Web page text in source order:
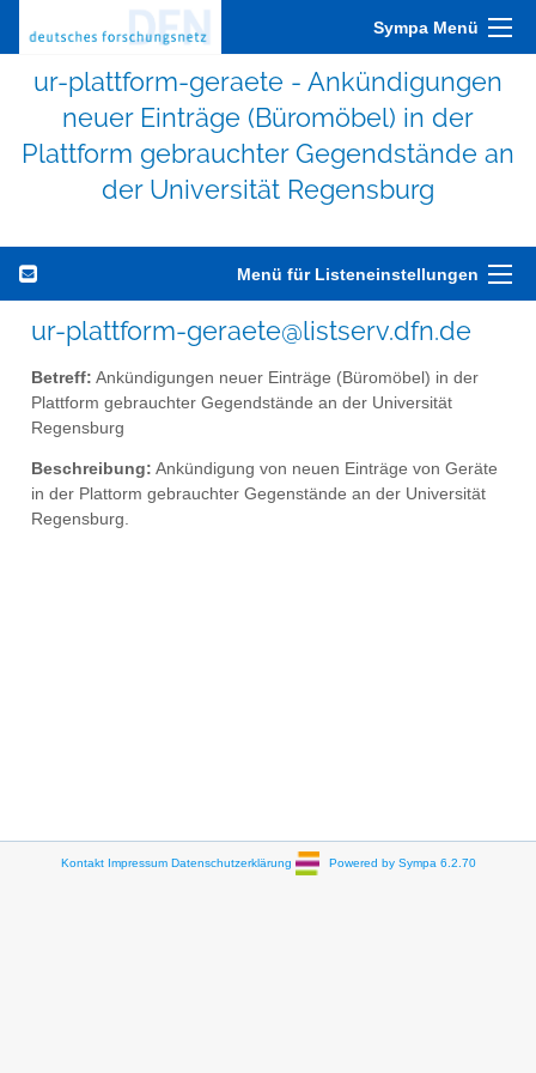
Sympa Menü
ur-plattform-geraete - Ankündigungen
neuer Einträge (Büromöbel) in der
Plattform gebrauchter Gegendstände an
der Universität Regensburg
Menü für Listeneinstellungen
ur-plattform-geraete@listserv.dfn.de
Betreff: Ankündigungen neuer Einträge (Büromöbel) in der
Plattform gebrauchter Gegendstände an der Universität
Regensburg
Beschreibung: Ankündigung von neuen Einträge von Geräte
in der Plattorm gebrauchter Gegenstände an der Universität
Regensburg.
Kontakt Impressum Datenschutzerklärung Powered by Sympa 6.2.70